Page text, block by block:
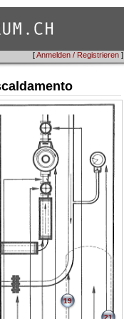
[Anmelden / Registrieren ]
19
21